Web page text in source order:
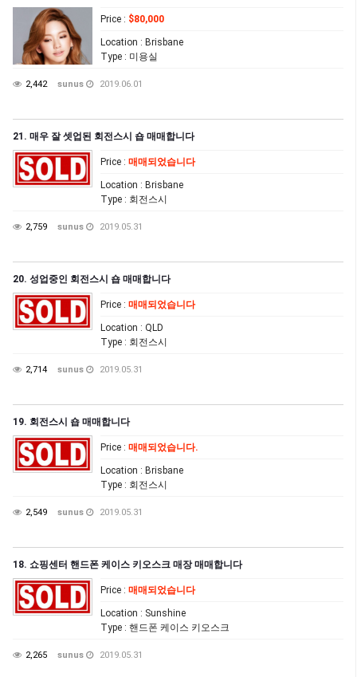
Price : $80,000
Location : Brisbane
Type : 미용실
2,442 sunus 2019.06.01
21. 매우 잘 셋업된 회전스시 숍 매매합니다
Price : 매매되었습니다
Location : Brisbane
Type : 회전스시
2,759 sunus 2019.05.31
20. 성업중인 회전스시 숍 매매합니다
Price : 매매되었습니다
Location : QLD
Type : 회전스시
2,714 sunus 2019.05.31
19. 회전스시 숍 매매합니다
Price : 매매되었습니다.
Location : Brisbane
Type : 회전스시
2,549 sunus 2019.05.31
18. 쇼핑센터 핸드폰 케이스 키오스크 매장 매매합니다
Price : 매매되었습니다
Location : Sunshine
Type : 핸드폰 케이스 키오스크
2,265 sunus 2019.05.31